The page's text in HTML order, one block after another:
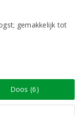
gemakkelijk tot
Doos (6)